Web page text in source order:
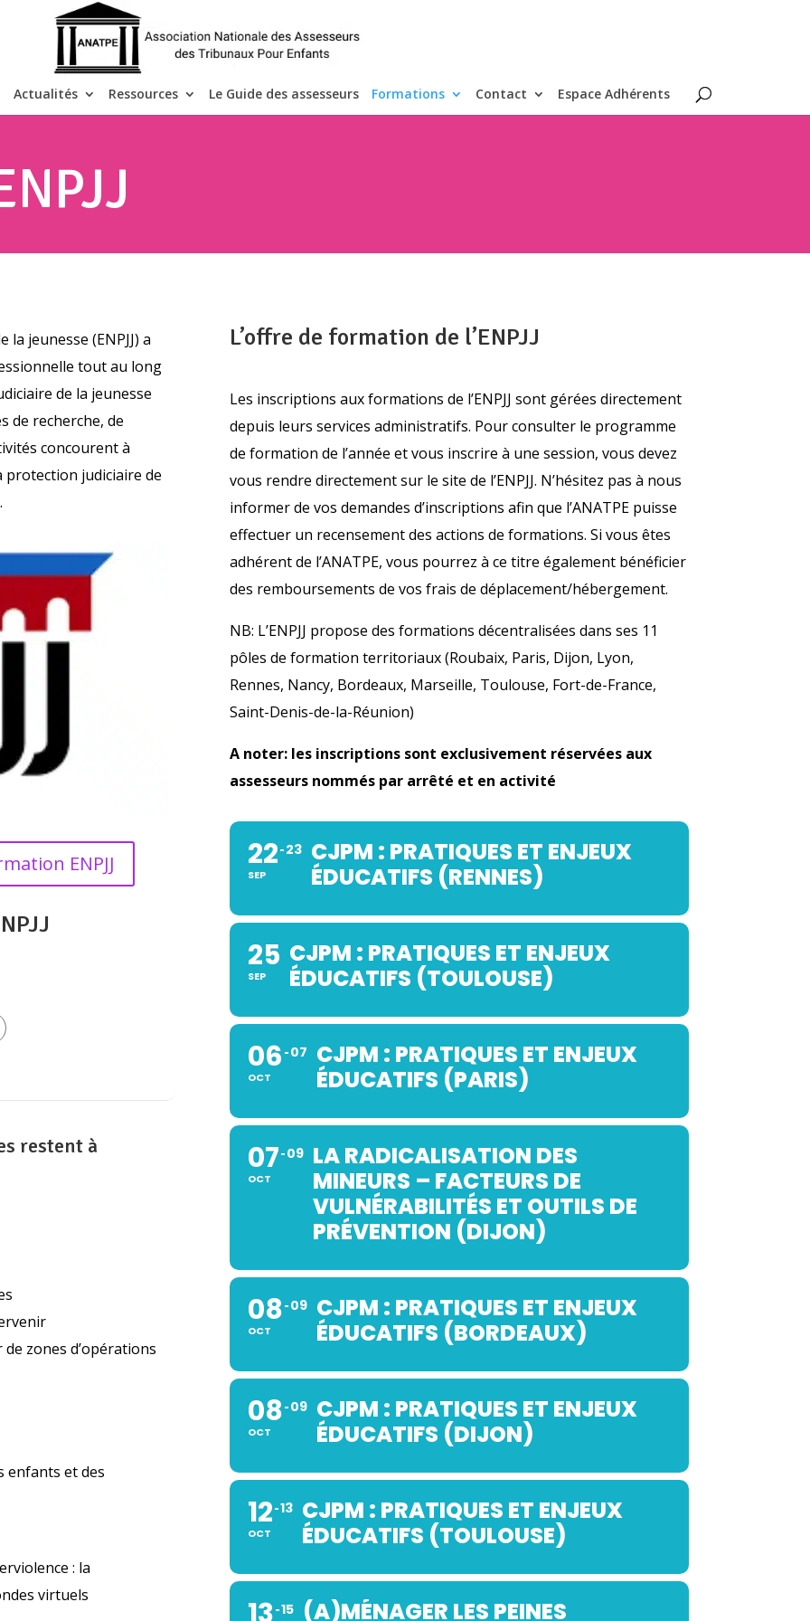
Actualités Ressources Le Guide des assesseurs Formations Contact Espace Adhérents
jeunesse (ENPJJ) a
tout au long
de la jeunesse
de recherche, de
concourent à
protection judiciaire de
ENPJJ
restent à
zones d’opérations
enfants et des
: la
virtuels
L’offre de formation de l’ENPJJ
Les inscriptions aux formations de l’ENPJJ sont gérées directement
depuis leurs services administratifs. Pour consulter le programme
de formation de l’année et vous inscrire à une session, vous devez
vous rendre directement sur le site de l’ENPJJ. N’hésitez pas à nous
informer de vos demandes d’inscriptions afin que l’ANATPE puisse
effectuer un recensement des actions de formations. Si vous êtes
adhérent de l’ANATPE, vous pourrez à ce titre également bénéficier
des remboursements de vos frais de déplacement/hébergement.
NB: L’ENPJJ propose des formations décentralisées dans ses 11
pôles de formation territoriaux (Roubaix, Paris, Dijon, Lyon,
Rennes, Nancy, Bordeaux, Marseille, Toulouse, Fort-de-France,
Saint-Denis-de-la-Réunion)
A noter: les inscriptions sont exclusivement réservées aux
assesseurs nommés par arrêté et en activité
22
SEP
23 CJPM : PRATIQUES ET ENJEUX
ÉDUCATIFS (RENNES)
25
SEP
CJPM : PRATIQUES ET ENJEUX
ÉDUCATIFS (TOULOUSE)
06
OCT
07 CJPM : PRATIQUES ET ENJEUX
ÉDUCATIFS (PARIS)
07
OCT
09 LA RADICALISATION DES
MINEURS – FACTEURS DE
VULNÉRABILITÉS ET OUTILS DE
PRÉVENTION (DIJON)
08
OCT
09 CJPM : PRATIQUES ET ENJEUX
ÉDUCATIFS (BORDEAUX)
08
OCT
09 CJPM : PRATIQUES ET ENJEUX
ÉDUCATIFS (DIJON)
12
OCT
13 CJPM : PRATIQUES ET ENJEUX
ÉDUCATIFS (TOULOUSE)
13 15 (A)MÉNAGER LES PEINES